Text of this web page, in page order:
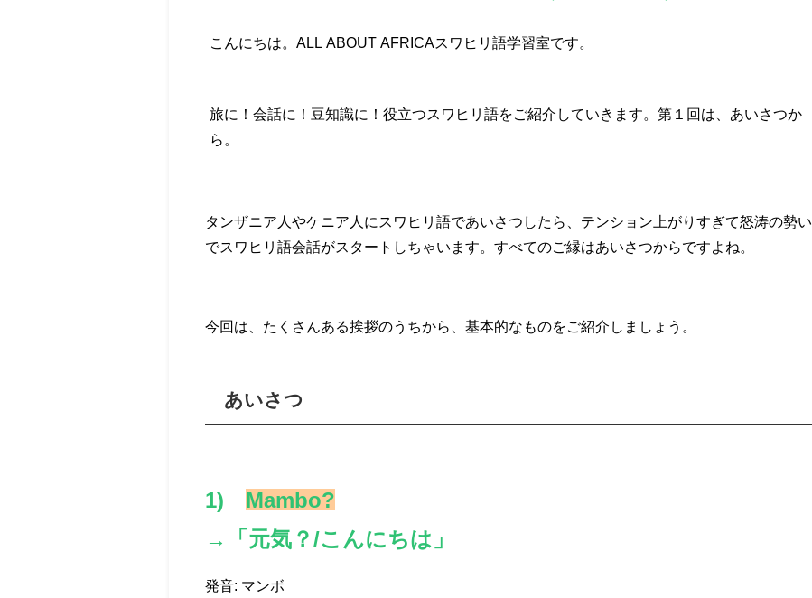
こんにちは。ALL ABOUT AFRICAスワヒリ語学習室です。
旅に！会話に！豆知識に！役立つスワヒリ語をご紹介していきます。第１回は、あいさつか
ら。
タンザニア人やケニア人にスワヒリ語であいさつしたら、テンション上がりすぎて怒涛の勢い
でスワヒリ語会話がスタートしちゃいます。すべてのご縁はあいさつからですよね。
今回は、たくさんある挨拶のうちから、基本的なものをご紹介しましょう。
あいさつ
1) Mambo?
→「元気？/こんにちは」
発音: マンボ